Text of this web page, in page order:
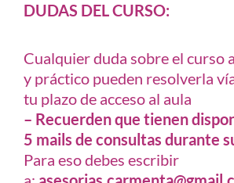
DUDAS DEL CURSO:
Cualquier duda sobre el curso
y práctico pueden resolverla
tu plazo de acceso al aula
– Recuerden que tienen
5 mails de consultas durante
Para eso debes escribir